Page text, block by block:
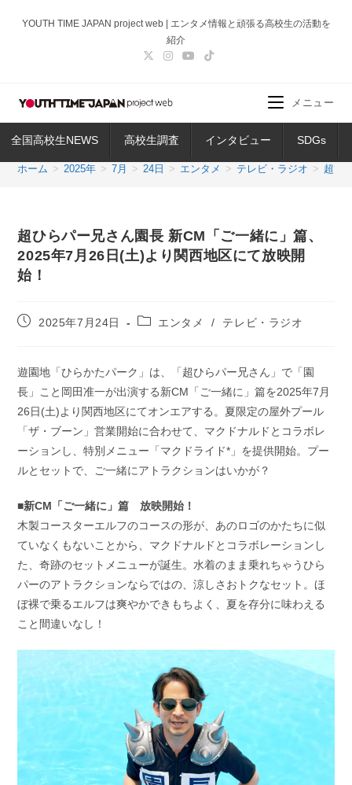
ス
ッ
YOUTH TIME JAPAN project web | エンタメ情報と頑張る高校生の活動を
紹介
全国高校生NEWS 高校生調査 インタビュー SDGs
メニュー
ホーム > 2025年 > 7月 > 24日 > エンタメ > テレビ・ラジオ > 超ひ
超ひらパー兄さん園長 新CM「ご一緒に」篇、
2025年7月26日(土)より関西地区にて放映開
始！
投
開
日:
2025年7月24日
投
ゴ
リ
ー:
エンタメ / テレビ・ラジオ
遊園地「ひらかたパーク」は、「超ひらパー兄さん」で「園
長」こと岡田准一が出演する新CM「ご一緒に」篇を2025年7月
26日(土)より関西地区にてオンエアする。夏限定の屋外プール
「ザ・ブーン」営業開始に合わせて、マクドナルドとコラボレ
ーションし、特別メニュー「マクドライド*」を提供開始。プー
ルとセットで、ご一緒にアトラクションはいかが？
■新CM「ご一緒に」篇 放映開始！
木製コースターエルフのコースの形が、あのロゴのかたちに似
ていなくもないことから、マクドナルドとコラボレーションし
た、奇跡のセットメニューが誕生。水着のまま乗れちゃうひら
パーのアトラクションならではの、涼しさおトクなセット。ほ
ぼ裸で乗るエルフは爽やかできもちよく、夏を存分に味わえる
こと間違いなし！